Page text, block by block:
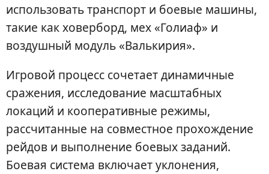
использовать транспорт и боевые машины,
такие как ховерборд, мех «Голиаф» и
воздушный модуль «Валькирия».
Игровой процесс сочетает динамичные
сражения, исследование масштабных
локаций и кооперативные режимы,
рассчитанные на совместное прохождение
рейдов и выполнение боевых заданий.
Боевая система включает уклонения,